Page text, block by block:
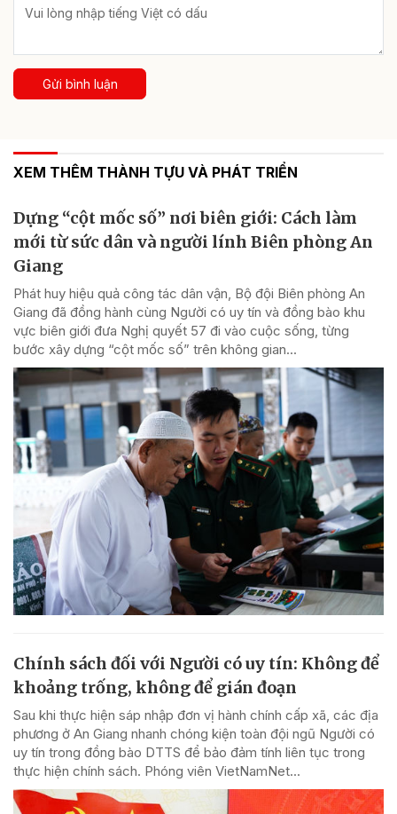
Gửi bình luận
XEM THÊM THÀNH TỰU VÀ PHÁT TRIỂN
Dựng “cột mốc số” nơi biên giới: Cách làm
mới từ sức dân và người lính Biên phòng An
Giang
Phát huy hiệu quả công tác dân vận, Bộ đội Biên phòng An
Giang đã đồng hành cùng Người có uy tín và đồng bào khu
vực biên giới đưa Nghị quyết 57 đi vào cuộc sống, từng
bước xây dựng “cột mốc số” trên không gian...
Chính sách đối với Người có uy tín: Không để
khoảng trống, không để gián đoạn
Sau khi thực hiện sáp nhập đơn vị hành chính cấp xã, các địa
phương ở An Giang nhanh chóng kiện toàn đội ngũ Người có
uy tín trong đồng bào DTTS để bảo đảm tính liên tục trong
thực hiện chính sách. Phóng viên VietNamNet...